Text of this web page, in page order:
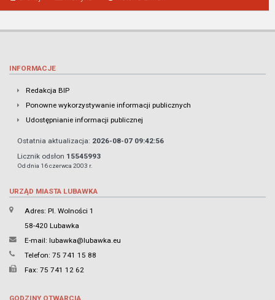
INFORMACJE
Redakcja BIP
Ponowne wykorzystywanie informacji publicznych
Udostępnianie informacji publicznej
Ostatnia aktualizacja: 2026-08-07 09:42:56
Licznik odsłon 15545993
Od dnia 16 czerwca 2003 r.
URZĄD MIASTA LUBAWKA
Adres: Pl. Wolności 1
58-420 Lubawka
E-mail: lubawka@lubawka.eu
Telefon: 75 741 15 88
Fax: 75 741 12 62
GODZINY OTWARCIA